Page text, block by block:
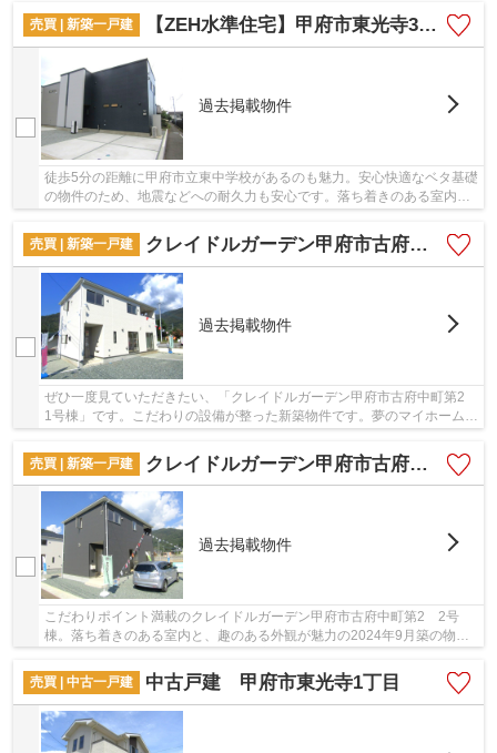
売買 | 新築一戸建
【ZEH水準住宅】甲府市東光寺3丁目B棟
過去掲載物件
徒歩5分の距離に甲府市立東中学校があるのも魅力。安心快適なベタ基礎
の物件のため、地震などへの耐久力も安心です。落ち着きのある室内
売買 | 新築一戸建
クレイドルガーデン甲府市古府中町第2 1号棟
過去掲載物件
ぜひ一度見ていただきたい、「クレイドルガーデン甲府市古府中町第2
1号棟」です。こだわりの設備が整った新築物件です。夢のマイホームは
思い切って新築の戸建てはいかがでしょうか...
売買 | 新築一戸建
クレイドルガーデン甲府市古府中町第2 2号棟
過去掲載物件
こだわりポイント満載のクレイドルガーデン甲府市古府中町第2 2号
棟。落ち着きのある室内と、趣のある外観が魅力の2024年9月築の物件
売買 | 中古一戸建
中古戸建 甲府市東光寺1丁目